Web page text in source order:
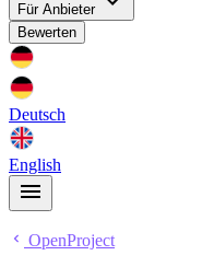
Für Anbieter
Bewerten
Deutsch
English
OpenProject